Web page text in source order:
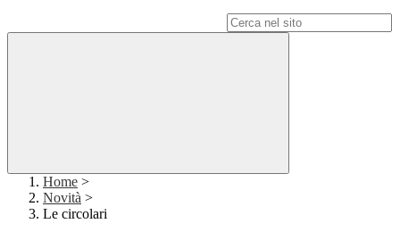
Home >
Novità >
Le circolari